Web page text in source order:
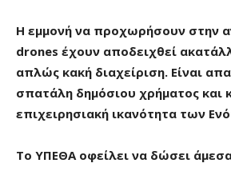
Η εμμονή να προχωρήσουν στην
drones έχουν αποδειχθεί
απλώς κακή διαχείριση. Είναι
σπατάλη δημόσιου χρήματος και
επιχειρησιακή ικανότητα των
Το ΥΠΕΘΑ οφείλει να δώσει